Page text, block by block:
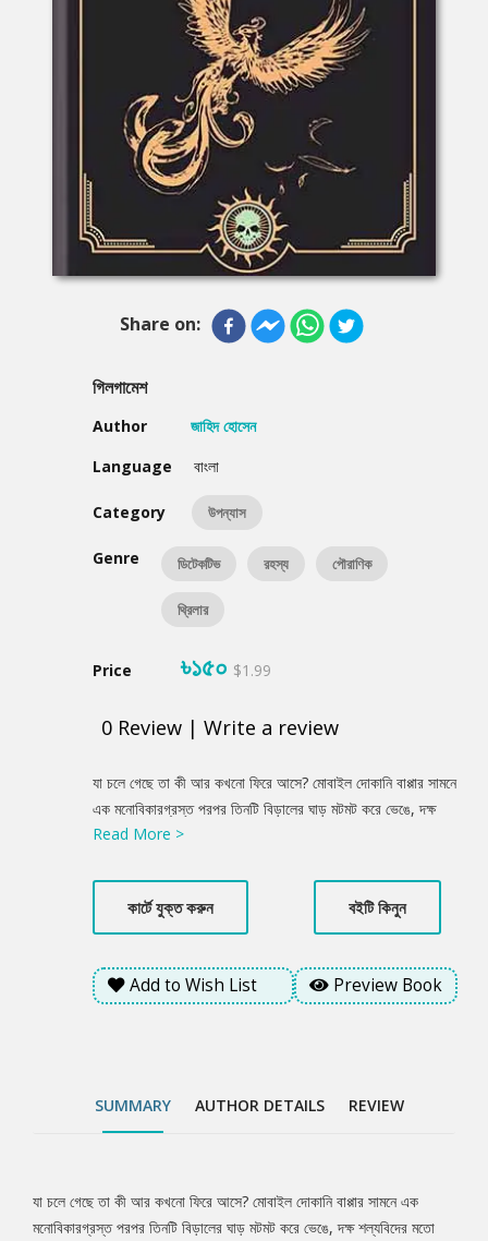
Share on:
গিলগামেশ
Author
জাহিদ হোসেন
Language
বাংলা
Category উপন্যাস
Genre ডিটেকটিভ রহস্য পৌরাণিক
থ্রিলার
Price ৳১৫০ $1.99
0 Review | Write a review
Product
Summery
যা চলে গেছে তা কী আর কখনো ফিরে আসে? মোবাইল দোকানি বাপ্পার সামনে
এক মনোবিকারগ্রস্ত পরপর তিনটি বিড়ালের ঘাড় মটমট করে ভেঙে, দক্ষ
শল্যবিদের মতো চোখগুলো উপড়ে নেয়। সেখান থেকে দুটো চোখ আলাদা করে
সেদিনের মতো দৌড়ে পালিয়ে বাঁচে বাপ্পা। কিন্তু পরদিন বিড়ালের ড্যাবডেবে
চোখদুটো এসে হাজির হয় বাপ্পাদের দোরগোড়ায়। তারপর... কথিত আছে, থানা
শহর রণকেলীর ওপর দিয়ে বয়ে চলা নদী কাপুতে নাকি একসময় নরবলী হতো।
নদীর তলদেশে এখনো মানুষের খুলি, কঙ্কাল মেলে। মেলে জং ধরা গিলোটিন।
কাপুত নদীর ওপর সেতু বানানো হচ্ছে। এই ডামাডোলের মধ্যে পরপর ছয়জন
হাজারো নিষ্পাপ শিশুর রক্তেই কেবল মুক্তি মিলবে, নচেৎ নয়! আসলেই কি
কোনো রাজাও নয়, দেবতাও নয়। দাদা মারা যাওয়ার আগে তার জন্য একটা
ডায়েরিতে অনেক কথার ফাঁকে গিলগামেশের জন্য তিনি একটা সতর্কবার্তা লিখে
Read More >
কার্টে যুক্ত করুন বইটি কিনুন
Add to Wish List Preview Book
SUMMARY AUTHOR DETAILS REVIEW
Tab
যা চলে গেছে তা কী আর কখনো ফিরে আসে? মোবাইল দোকানি বাপ্পার সামনে এক
মনোবিকারগ্রস্ত পরপর তিনটি বিড়ালের ঘাড় মটমট করে ভেঙে, দক্ষ শল্যবিদের মতো